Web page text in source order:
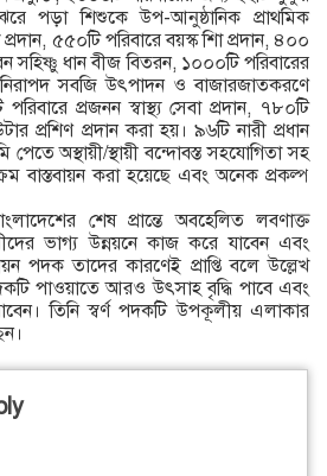
পড়া শিশুকে উপ-আনুষ্ঠানিক প্রাথমিক
৫৫০টি পরিবারে বয়স্ক শিা প্রদান, ৪০০
সহিষ্ণু ধান বীজ বিতরন, ১০০০টি পরিবারের
নিরাপদ সবজি উৎপাদন ও বাজারজাতকরণে
প্রজনন স্বাস্থ্য সেবা প্রদান, ৭৮০টি
প্রশিণ প্রদান করা হয়। ৯৬টি নারী প্রধান
অস্থায়ী/স্থায়ী বন্দোবস্ত সহযোগিতা সহ
বাস্তবায়ন করা হয়েছে এবং অনেক প্রকল্প
শেষ প্রান্তে অবহেলিত লবণাক্ত
ভাগ্য উন্নয়নে কাজ করে যাবেন এবং
পদক তাদের কারণেই প্রাপ্তি বলে উল্লেখ
পাওয়াতে আরও উৎসাহ বৃদ্ধি পাবে এবং
তিনি স্বর্ণ পদকটি উপকূলীয় এলাকার